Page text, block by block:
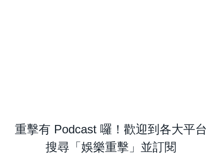
重擊有 Podcast 囉！歡迎到各大平台
搜尋「娛樂重擊」並訂閱